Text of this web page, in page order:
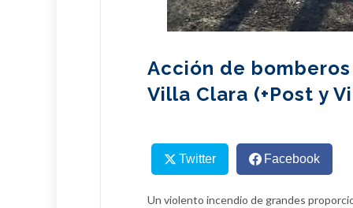
Acción de
Villa Clara (+Post y
Twitter Facebook
Un violento incendio de grandes